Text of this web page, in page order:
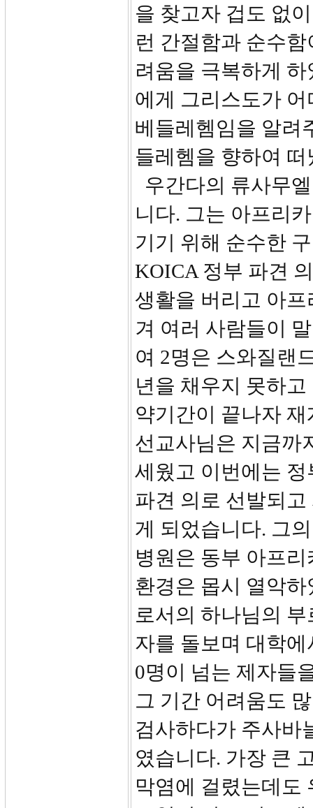
을 찾고자 겁도 없
런 간절함과 순수
려움을 극복하게
에게 그리스도가
베들레헴임을 알려
들레헴을 향하여
우간다의 류사무
니다. 그는 아프리
기기 위해 순수한
KOICA 정부 파견
생활을 버리고 아
겨 여러 사람들이
여 2명은 스와질랜
년을 채우지 못하
약기간이 끝나자
선교사님은 지금까
세웠고 이번에는
파견 의로 선발되
게 되었습니다. 그
병원은 동부 아프
환경은 몹시 열악
로서의 하나님의
자를 돌보며 대학
0명이 넘는 제자들
그 기간 어려움도
검사하다가 주사바
였습니다. 가장 큰
막염에 걸렸는데도